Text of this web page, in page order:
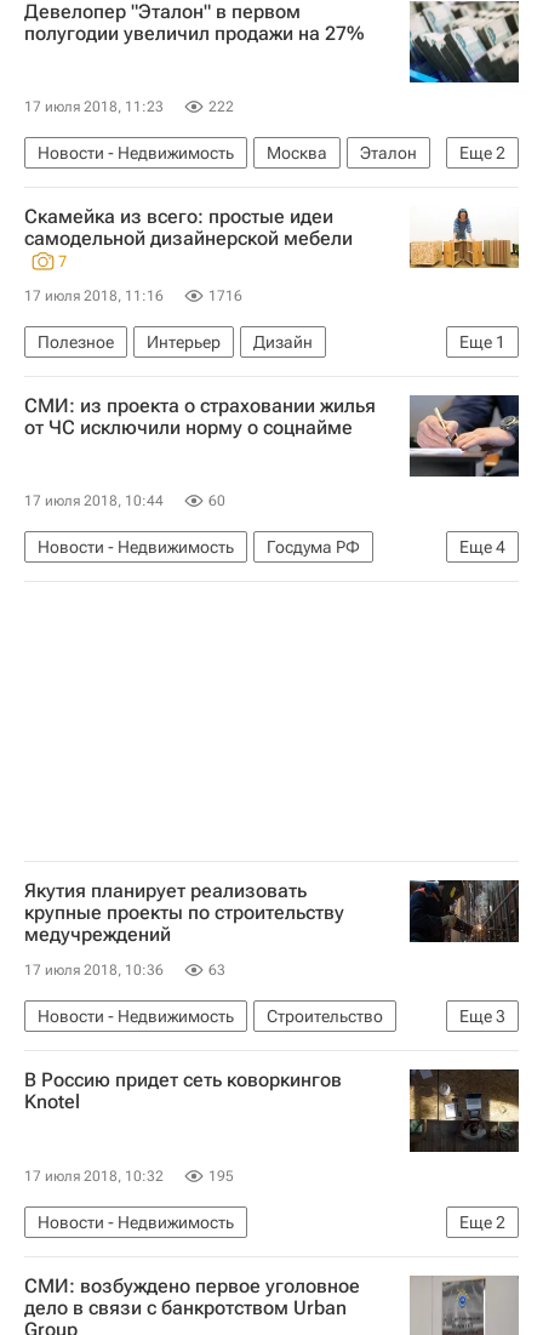
Девелопер "Эталон" в первом
полугодии увеличил продажи на 27%
17 июля 2018, 11:23 222
Еще2
Новости - Недвижимость Москва
Эталон
Недвижимость
Россия
Скамейка из всего: простые идеи
самодельной дизайнерской мебели
7
17 июля 2018, 11:16 1716
Еще 1
Полезное Интерьер
Дизайн
Мультимедиа – РИА Недвижимость
СМИ: из проекта о страховании жилья
от ЧС исключили норму о соцнайме
17 июля 2018, 10:44 60
Еще4
Новости - Недвижимость
Госдума РФ
Законодательство
ЧС
Страхование
Якутия планирует реализовать
крупные проекты по строительству
медучреждений
17 июля 2018, 10:36 63
Еще3
Новости - Недвижимость
Строительство
Медучреждения
Республика Саха (Якутия)
Россия
В Россию придет сеть коворкингов
Knotel
17 июля 2018, 10:32 195
Еще2
Новости - Недвижимость
Коммерческая недвижимость
Россия
СМИ: возбуждено первое уголовное
дело в связи с банкротством Urban
Group